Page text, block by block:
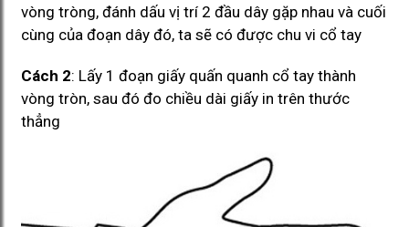
vòng tròng, đánh dấu vị trí 2 đầu dây gặp nhau và cuối
cùng của đoạn dây đó, ta sẽ có được chu vi cổ tay
Cách 2: Lấy 1 đoạn giấy quấn quanh cổ tay thành
vòng tròn, sau đó đo chiều dài giấy in trên thước
thẳng